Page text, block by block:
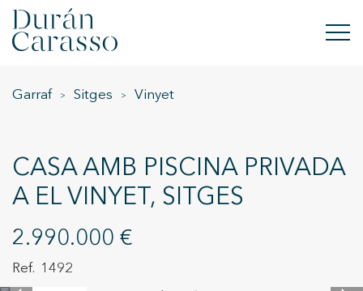
COMPRAR
VENDRE
INVERSIONS
Garraf Sitges Vinyet
CASA AMB PISCINA PRIVADA
A EL VINYET, SITGES
2.990.000 €
1492